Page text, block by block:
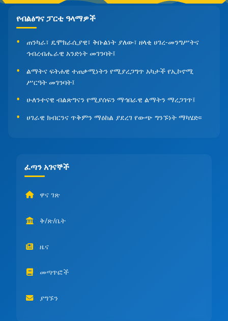
የብልፅግና ፓርቲ ዓላማዎች
ጠንካራ፣ ዴሞክራሲያዊ፣ ቅቡልነት ያለው፣ ዘላቂ ሀገረ-መንግሥትና
ኅብረብሔራዊ አንድነት መገንባት፤
ልማትና ፍትሐዊ ተጠቃሚነትን የሚያረጋግጥ አካታች የኢኮኖሚ
ሥርዓት መገንባት፤
ሁለንተናዊ ብልጽግናን የሚያሰፍን ማኅበራዊ ልማትን ማረጋገጥ፤
ሀገራዊ ክብርንና ጥቅምን ማዕከል ያደረገ የውጭ ግንኙነት ማካሄድ፡፡
ፈጣን አገናኞች
ዋና ገጽ
ቅ/ጽ/ቤት
ዜና
መጣጥፎች
ያግኙን